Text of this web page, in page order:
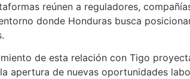
reúnen a reguladores,
donde Honduras busca
de esta relación con Tigo
apertura de nuevas oportunidades